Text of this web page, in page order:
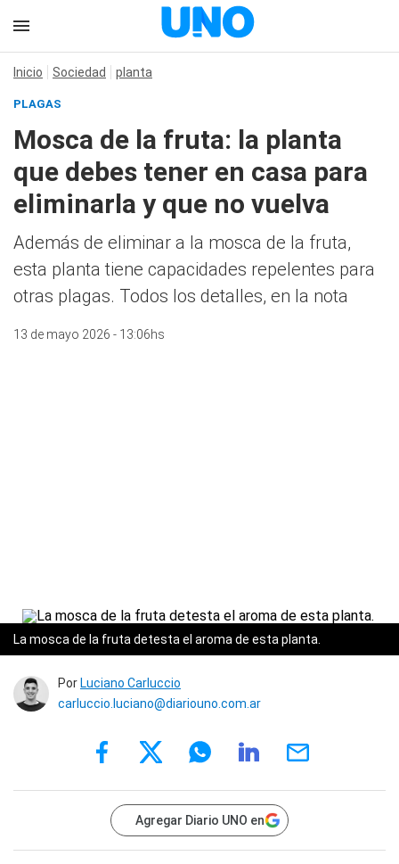
Inicio Sociedad planta
PLAGAS
Mosca de la fruta: la planta
que debes tener en casa para
eliminarla y que no vuelva
Además de eliminar a la mosca de la fruta,
esta planta tiene capacidades repelentes para
otras plagas. Todos los detalles, en la nota
13 de mayo 2026 - 13:06hs
La mosca de la fruta detesta el aroma de esta planta.
Por Luciano Carluccio
carluccio.luciano@diariouno.com.ar
Agregar Diario UNO en